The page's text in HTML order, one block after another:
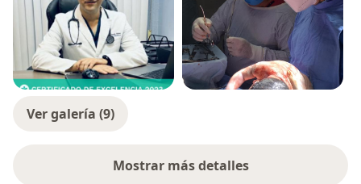
Ver galería (9)
Mostrar más detalles
sobre la experiencia